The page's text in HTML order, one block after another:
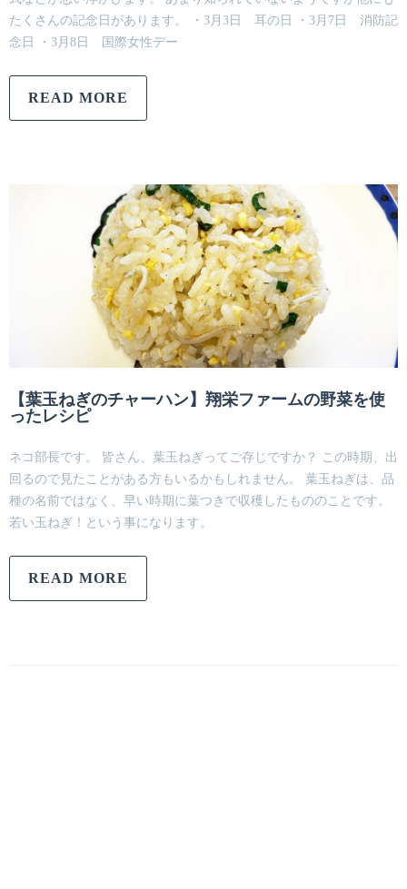
たくさんの記念日があります。 ・3月3日 耳の日 ・3月7日 消防記
念日 ・3月8日 国際女性デー
READ MORE
【葉玉ねぎのチャーハン】翔栄ファームの野菜を使
ったレシピ
ネコ部長です。 皆さん、葉玉ねぎってご存じですか？ この時期、出
回るので見たことがある方もいるかもしれません。 葉玉ねぎは、品
種の名前ではなく、早い時期に葉つきで収穫したもののことです。
若い玉ねぎ！という事になります。
READ MORE